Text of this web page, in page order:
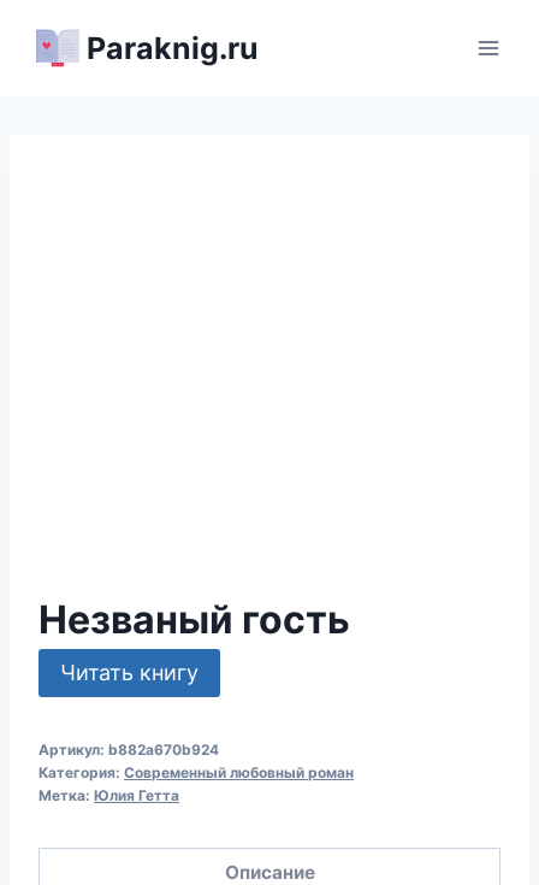
Paraknig.ru
Незваный гость
Читать книгу
Артикул: b882a670b924
Категория: Современный любовный роман
Метка: Юлия Гетта
Описание